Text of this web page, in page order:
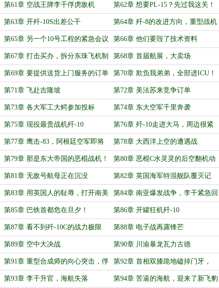
出PL-15
第61章 空战王牌李干俘虏敌机 第62章 想要PL-15？先过我这关！
第63章 开歼-10S出差公干 第64章 歼-8的改进方向，重型战机
落户
第65章 另一个10号工程的紧急会议 第66章 他们要毁了技术资料
第67章 打击买办，拆分东珠飞机制
造厂
第68章 首届航展，大卖场
第69章 要提供送货上门服务的订单 第70章 欺负我弟弟，全部进ICU！
第71章 飞赴吉隆坡 第72章 美法苏来竞争订单
第73章 各大军工大鳄参加投标 第74章 东大空军千里奔袭
第75章 现役最贵战机歼-10 第76章 歼-10走进大马，周边很紧
张
第77章 鹰击-83，阿根廷空军即将
获得阉割版
第78章 大西洋上空的遭遇战
第79章 那是东大帝国的恶棍战机！ 第80章 恶棍C水灵灵的后空翻机动
第81章 无敌号航母正在沉没 第82章 英国海军特混舰队覆灭记
第83章 用英国人的耻辱，打开南美
的销路
第84章 南亚爆发战争，李干紧急回
国
第85章 巴铁首都危在旦夕！ 第86章 开罐狂机歼-10
第87章 看不到歼-10C的战力极限 第88章 电子战再露锋芒
第89章 空中大决战 第90章 川渝暴龙瓦力古德
第91章 重型合成师的向心突击，俘
虏王子
第92章 首相双膝跪地磕掉门牙，
歼-8变歼-11
第93章 李干升官，海航失落 第94章 苦逼的海航，迎来了新飞豹